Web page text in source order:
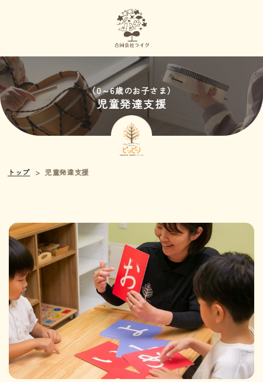
（0～6歳のお子さま）
児童発達支援
トップ > 児童発達支援